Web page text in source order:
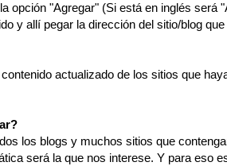
opción "Agregar" (Si está en inglés será
y allí pegar la dirección del sitio/blog que
actualizado de los sitios que
los blogs y muchos sitios que
será la que nos interese. Y para eso